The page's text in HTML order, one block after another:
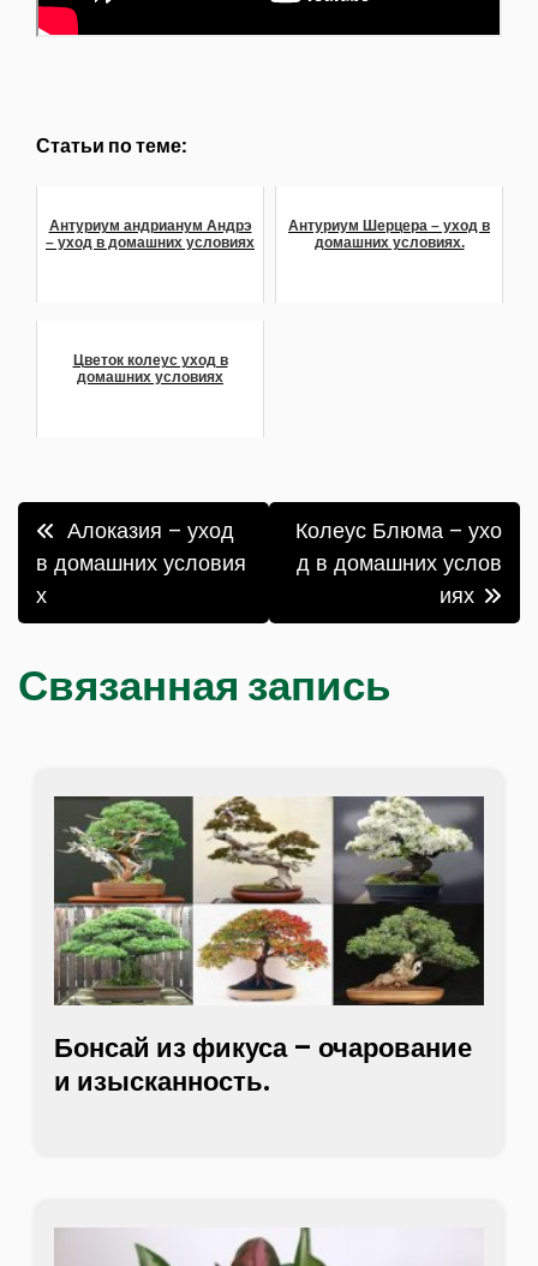
Статьи по теме:
Антуриум андрианум Андрэ
– уход в домашних условиях
Антуриум Шерцера – уход в
домашних условиях.
Цветок колеус уход в
домашних условиях
Навигация
по
записям
Алоказия – уход
в домашних условия
х
Колеус Блюма – ухо
д в домашних услов
иях
Связанная запись
Бонсай из фикуса – очарование
и изысканность.